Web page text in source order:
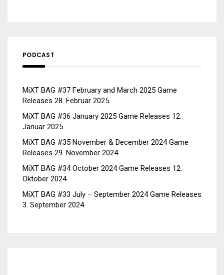
PODCAST
MiXT BAG #37 February and March 2025 Game
Releases 28. Februar 2025
MiXT BAG #36 January 2025 Game Releases 12.
Januar 2025
MiXT BAG #35 November & December 2024 Game
Releases 29. November 2024
MiXT BAG #34 October 2024 Game Releases 12.
Oktober 2024
MiXT BAG #33 July – September 2024 Game Releases
3. September 2024